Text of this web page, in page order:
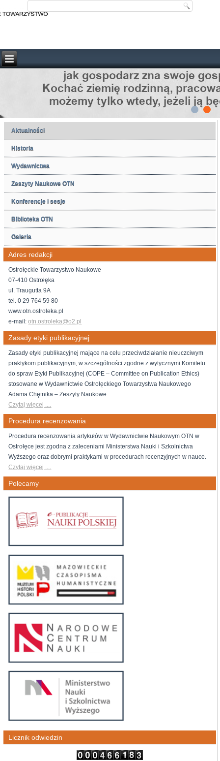
Aktualności
Historia
Wydawnictwa
Zeszyty Naukowe OTN
Konferencje i sesje
Biblioteka OTN
Galeria
Adres redakcji
Ostrołęckie Towarzystwo Naukowe
07-410 Ostrołęka
ul. Traugutta 9A
tel. 0 29 764 59 80
www.otn.ostroleka.pl
e-mail:otn.ostroleka@o2.pl
Zasady etyki publikacyjnej
Zasady etyki publikacyjnej mające na celu przeciwdziałanie nieuczciwym
praktykom publikacyjnym, w szczególności zgodne z wytycznymi Komitetu
do spraw Etyki Publikacyjnej (COPE – Committee on Publication Ethics)
stosowane w Wydawnictwie Ostrołęckiego Towarzystwa Naukowego
Adama Chętnika – Zeszyty Naukowe.
Czytaj więcej ....
Procedura recenzowania
Procedura recenzowania artykułów w Wydawnictwie Naukowym OTN w
Ostrołęce jest zgodna z zaleceniami Ministerstwa Nauki i Szkolnictwa
Wyższego oraz dobrymi praktykami w procedurach recenzyjnych w nauce.
Czytaj więcej ....
Polecamy
Licznik odwiedzin